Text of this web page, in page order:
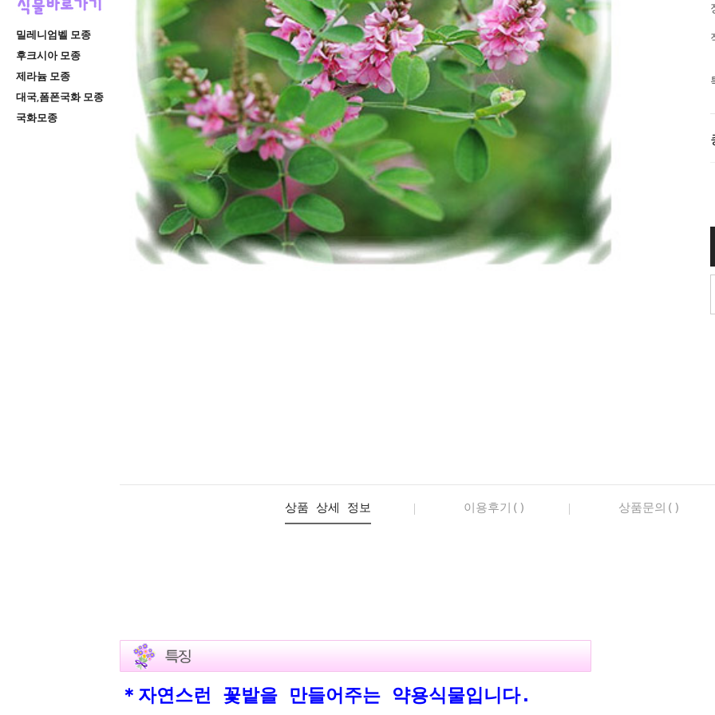
밀레니엄벨 모종
후크시아 모종
제라늄 모종
대국,폼폰국화 모종
국화모종
상품 상세 정보 이용후기() 상품문의()
＊자연스런 꽃밭을 만들어주는 약용식물입니다.